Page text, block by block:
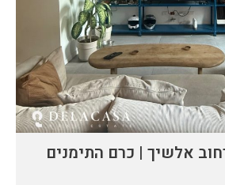
אלשיך | כרם התימנים